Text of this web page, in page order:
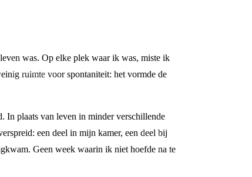
was. Op elke plek waar ik was, miste ik
ruimte voor spontaniteit: het vormde de
In plaats van leven in minder verschillende
een deel in mijn kamer, een deel bij
Geen week waarin ik niet hoefde na te